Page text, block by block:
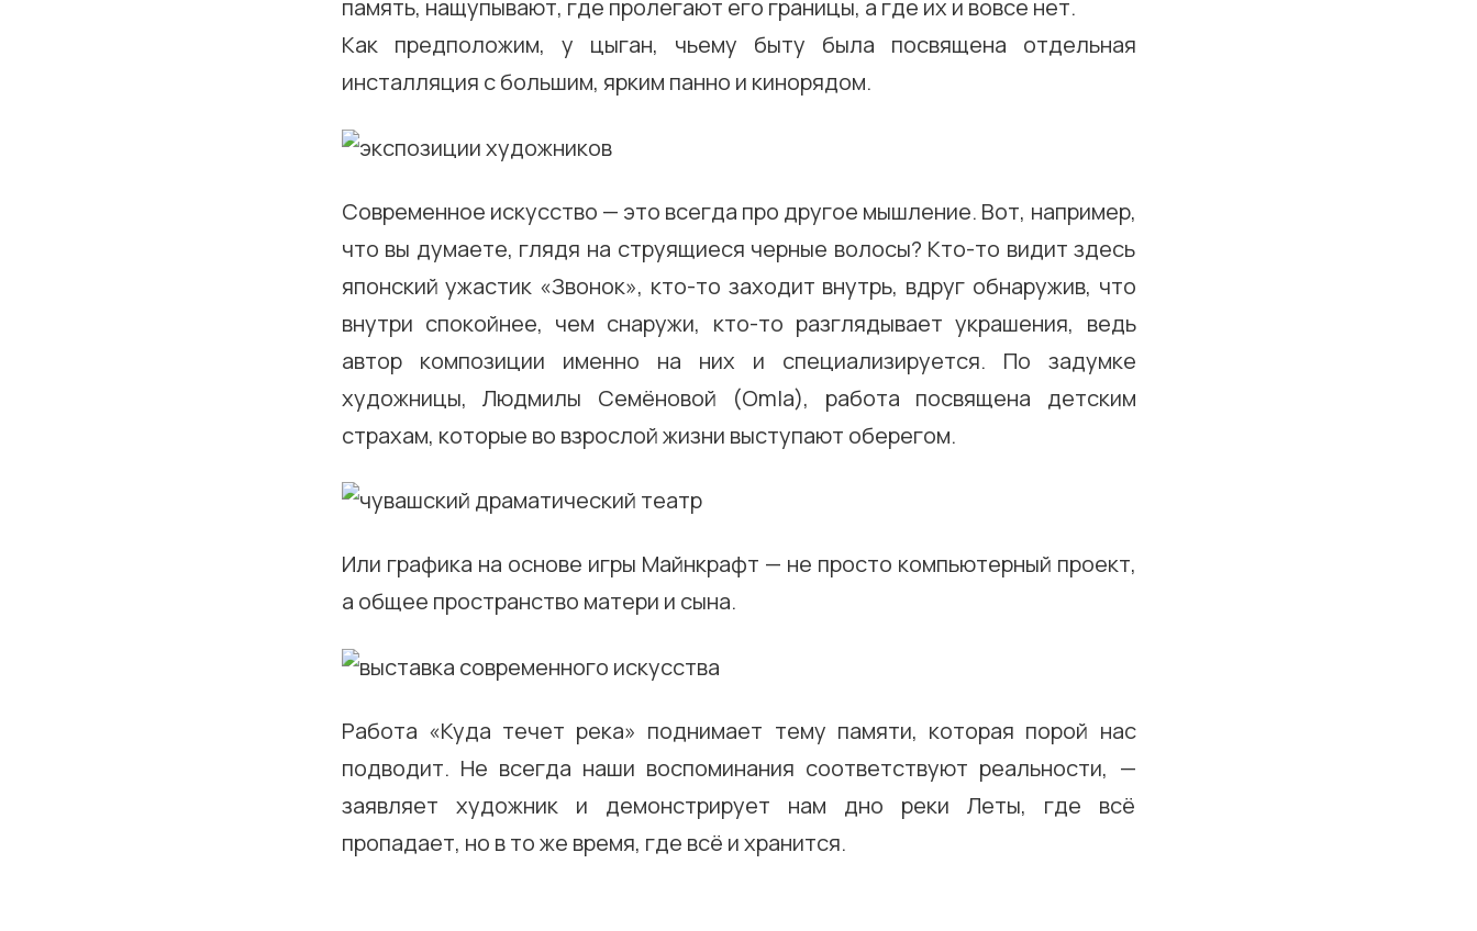
память, нащупывают, где пролегают его границы, а где их и вовсе нет.
Как предположим, у цыган, чьему быту была посвящена отдельная
инсталляция с большим, ярким панно и кинорядом.
Современное искусство — это всегда про другое мышление. Вот, например,
что вы думаете, глядя на струящиеся черные волосы? Кто-то видит здесь
японский ужастик «Звонок», кто-то заходит внутрь, вдруг обнаружив, что
внутри спокойнее, чем снаружи, кто-то разглядывает украшения, ведь
автор композиции именно на них и специализируется. По задумке
художницы, Людмилы Семёновой (Omla), работа посвящена детским
страхам, которые во взрослой жизни выступают оберегом.
Или графика на основе игры Майнкрафт — не просто компьютерный проект,
а общее пространство матери и сына.
Работа «Куда течет река» поднимает тему памяти, которая порой нас
подводит. Не всегда наши воспоминания соответствуют реальности, —
заявляет художник и демонстрирует нам дно реки Леты, где всё
пропадает, но в то же время, где всё и хранится.